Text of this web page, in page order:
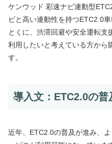
ケンウッド 彩速ナビ連動型
ビと高い連動性を持つETC2.0
とくに、渋滞回避や安全運転支
利用したいと考えている方から
す。
導入文：ETC2.0の
近年、ETC2.0の普及が進み、